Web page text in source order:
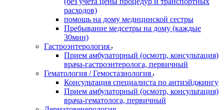
расходов)
помощь на дому медицинской сестры
Пребывание медсетры на дому (каждые
30мин)
Гастроэнтерология
Прием амбулаторный (осмотр, консультация)
врача-гастроэнтеролога, первичный
Гематология / Гемостазиология
Консультация специалиста по антиэйджингу
Прием амбулаторный (осмотр, консультация)
врача-гематолога, первичный